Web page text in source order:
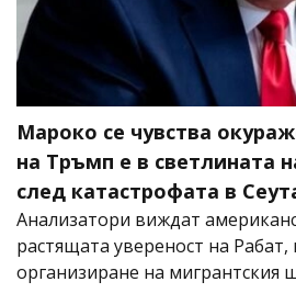
Мароко се чувства
на Тръмп е в светлината
след катастрофата в
Анализатори виждат
растящата увереност на Рабат,
организиране на мигрантския